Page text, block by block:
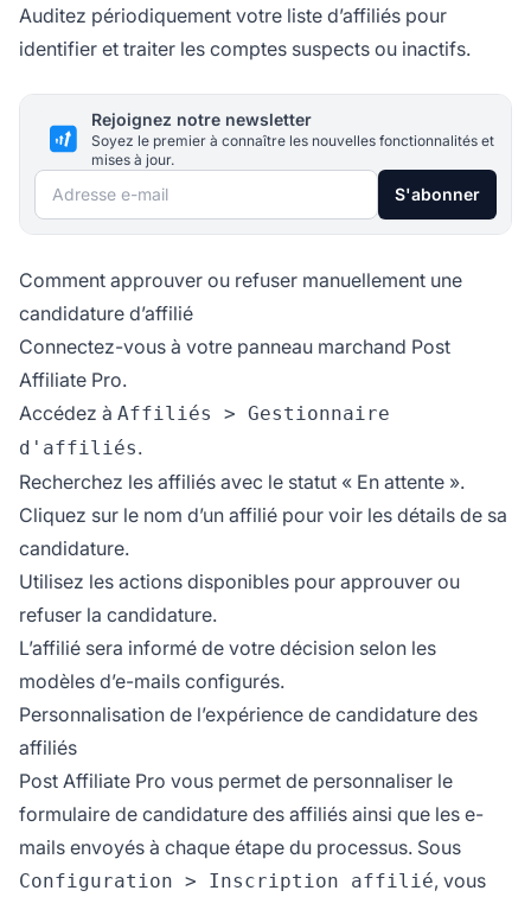
Auditez périodiquement votre liste d’affiliés pour
identifier et traiter les comptes suspects ou inactifs.
Rejoignez notre newsletter
Soyez le premier à connaître les nouvelles fonctionnalités et
mises à jour.
Adresse e-mail S'abonner
Comment approuver ou refuser manuellement une
candidature d’affilié
Connectez-vous à votre panneau marchand Post
Affiliate Pro.
Accédez à Affiliés > Gestionnaire
d'affiliés.
Recherchez les affiliés avec le statut « En attente ».
Cliquez sur le nom d’un affilié pour voir les détails de sa
candidature.
Utilisez les actions disponibles pour approuver ou
refuser la candidature.
L’affilié sera informé de votre décision selon les
modèles d’e-mails configurés.
Personnalisation de l’expérience de candidature des
affiliés
Post Affiliate Pro vous permet de personnaliser le
formulaire de candidature des affiliés ainsi que les e-
mails envoyés à chaque étape du processus. Sous
Configuration > Inscription affilié, vous